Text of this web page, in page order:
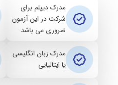
مدرک دیپلم برای
شرکت در این آزمون
ضروری می باشد
مدرک زبان انگلیسی
یا ایتالیایی